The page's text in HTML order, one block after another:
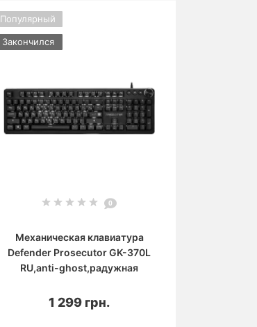
Популярный
Закончился
0
Механическая клавиатура
Defender Prosecutor GK-370L
RU,anti-ghost,радужная
1 299 грн.